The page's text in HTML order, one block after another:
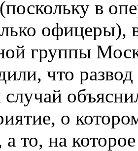
в
офицеры),
группы
что
о
то, на